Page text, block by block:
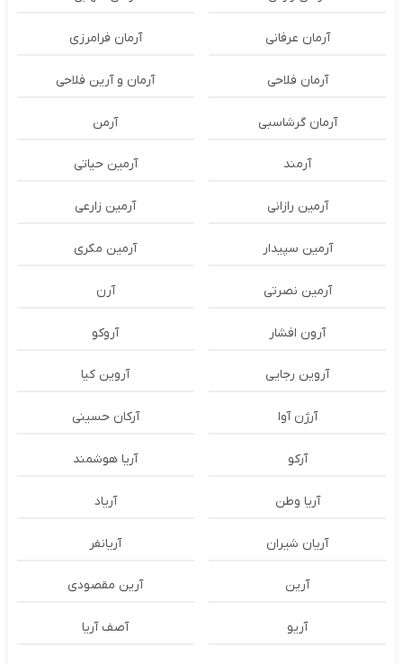
آرمان عرفانی آرمان فرامرزی
آرمان فلاحی آرمان و آرین فلاحی
آرمان گرشاسبی آرمن
آرمند آرمین حیاتی
آرمین رازانی آرمین زارعی
آرمین سپیدار آرمین مکری
آرمین نصرتی آرن
آرون افشار آروکو
آروین رجایی آروین کیا
آرژن آوا آرکان حسینی
آرکو آریا هوشمند
آریا وطن آریاد
آریان شیران آریانفر
آرین آرین مقصودی
آریو آصف آریا